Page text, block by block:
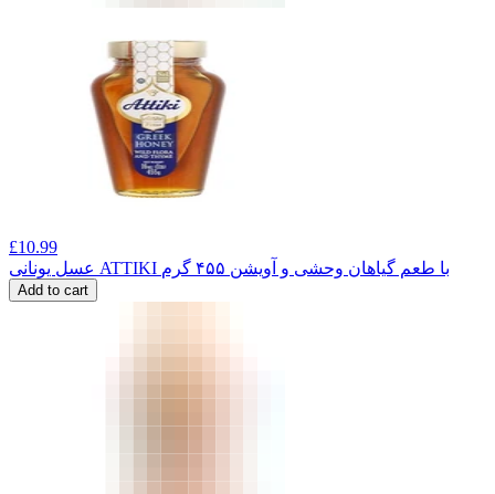
£10.99
عسل یونانی ATTIKI با طعم گیاهان وحشی و آویشن ۴۵۵ گرم
Add to cart